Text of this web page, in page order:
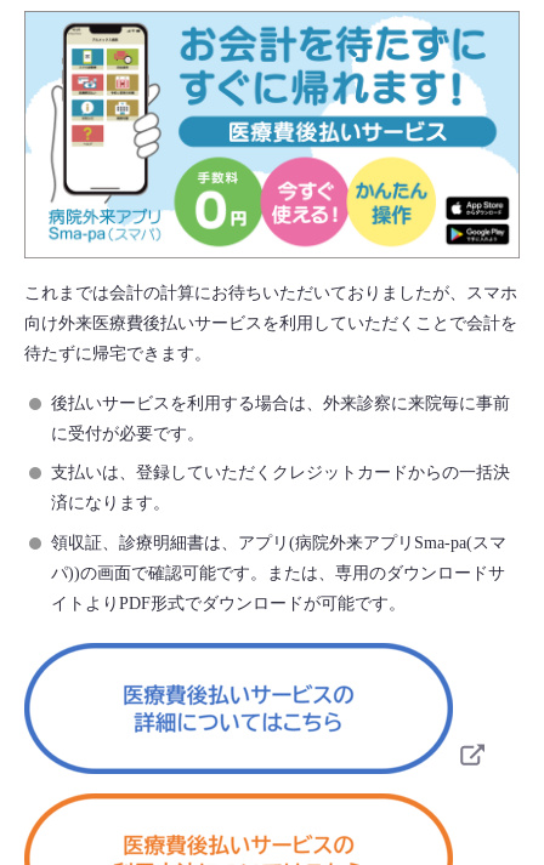
これまでは会計の計算にお待ちいただいておりましたが、スマホ
向け外来医療費後払いサービスを利用していただくことで会計を
待たずに帰宅できます。
後払いサービスを利用する場合は、外来診察に来院毎に事前
に受付が必要です。
支払いは、登録していただくクレジットカードからの一括決
済になります。
領収証、診療明細書は、アプリ(病院外来アプリSma-pa(スマ
パ))の画面で確認可能です。または、専用のダウンロードサ
イトよりPDF形式でダウンロードが可能です。